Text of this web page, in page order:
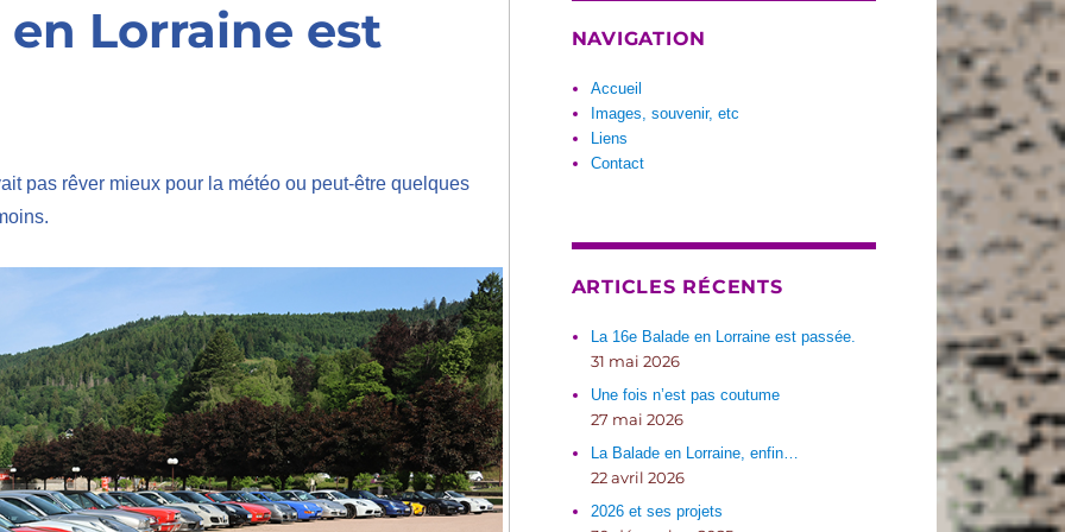
en Lorraine est
pas rêver mieux pour la météo ou peut-être quelques
NAVIGATION
Accueil
Images, souvenir, etc
Liens
Contact
ARTICLES RÉCENTS
La 16e Balade en Lorraine est passée.
31 mai 2026
Une fois n’est pas coutume
27 mai 2026
La Balade en Lorraine, enfin…
22 avril 2026
2026 et ses projets